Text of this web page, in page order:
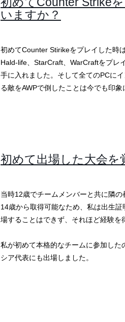
いますか？
初めてCounter Stirikeをプレイした時
Hald-life、StarCraft、WarCraftをプレ
手に入れました。そして全てのPCに
る敵をAWPで倒したことは今でも印象
初めて出場した大会を
当時12歳でチームメンバーと共に隣
14歳から取得可能なため、私は出生
場することはできず、それほど経験を
私が初めて本格的なチームに参加し
シア代表にも出場しました。